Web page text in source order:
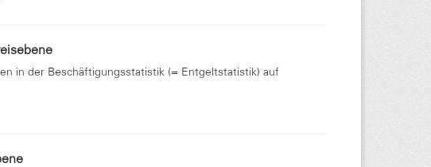
in der Beschäftigungsstatistik (= Entgeltstatistik) auf